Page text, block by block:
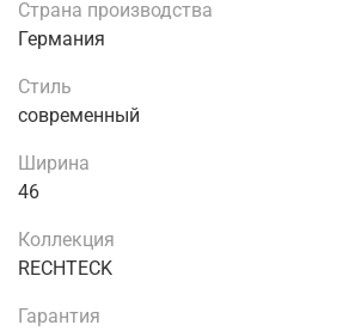
Страна производства
Германия
Стиль
современный
Ширина
46
Коллекция
RECHTECK
Гарантия